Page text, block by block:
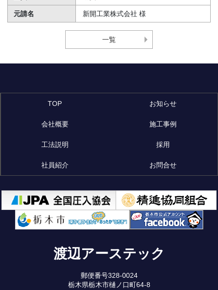
元請名 新開工業株式会社 様
一覧
TOP お知らせ
会社概要 施工事例
工法説明 採用
社員紹介 お問合せ
渡辺アーステック
郵便番号328-0024
栃木県栃木市樋ノ口町64-8